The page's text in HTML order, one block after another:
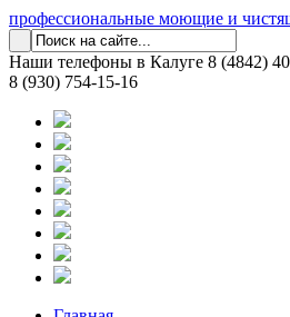
профессиональные моющие и
Наши телефоны в Калуге 8 (4842)
8 (930) 754-15-16